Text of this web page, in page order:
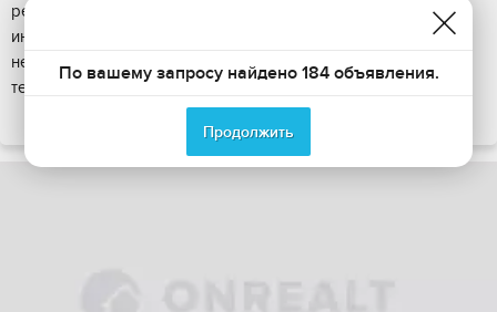
ремонтом на 2 этаже в кирпичном доме. Есть кабельный
интернет, кабельное ТВ. 1 лоджия. Установлены все
необходимые для жизни электроприборы: холодильник,
телевизор, микроволновая печь, стиральная машина...
По вашему запросу найдено 184 объявления.
Продолжить